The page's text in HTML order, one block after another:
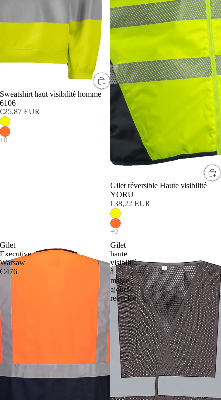
Sweatshirt haut visibilité homme
6106
€25,87 EUR
Gilet réversible Haute visibilité
YORU
€38,22 EUR
Gilet
Executive
Warsaw
C476
Gilet
haute
visibilité
à
maille
ajourée
recyclée